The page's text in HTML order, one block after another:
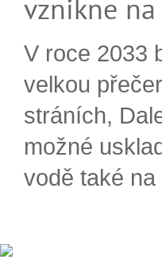
vznikne
V roce 2033
velkou
stráních,
možné
vodě také na